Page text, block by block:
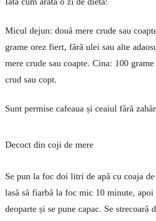
Micul dejun: două mere crude sau
grame orez fiert, fără ulei sau alte
mere crude sau coapte. Cina: 100
crud sau copt.
Sunt permise cafeaua și ceaiul fără
Decoct din coji de mere
Se pun la foc doi litri de apă cu coaja
lasă să fiarbă la foc mic 10 minute, apoi
deoparte și se pune ca­pac. Se stre­coară